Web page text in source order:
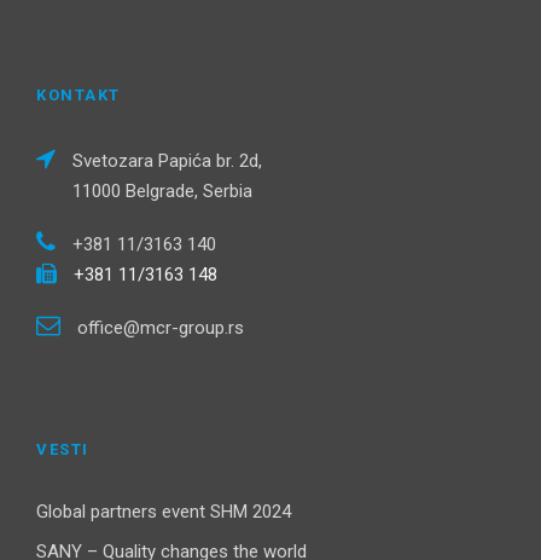
KONTAKT
Svetozara Papića br. 2d,
11000 Belgrade, Serbia
+381 11/3163 140
+381 11/3163 148
office@mcr-group.rs
VESTI
Global partners event SHM 2024
SANY – Quality changes the world